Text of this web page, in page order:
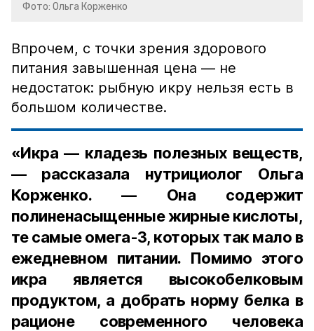
Фото: Ольга Корженко
Впрочем, с точки зрения здорового
питания завышенная цена — не
недостаток: рыбную икру нельзя есть в
большом количестве.
«Икра — кладезь полезных веществ,
— рассказала нутрициолог Ольга
Корженко. — Она содержит
полиненасыщенные жирные кислоты,
те самые омега-3, которых так мало в
ежедневном питании. Помимо этого
икра является высокобелковым
продуктом, а добрать норму белка в
рационе современного человека